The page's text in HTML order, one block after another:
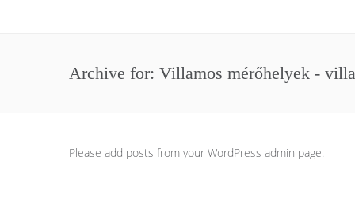
Archive for: Villamos mérőhelyek -
Please add posts from your WordPress admin page.